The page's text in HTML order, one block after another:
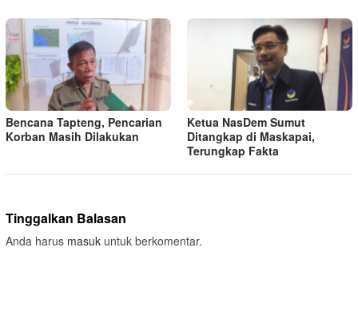
Bencana Tapteng, Pencarian
Korban Masih Dilakukan
Ketua NasDem Sumut
Ditangkap di Maskapai,
Terungkap Fakta
Tinggalkan Balasan
Anda harus masuk untuk berkomentar.